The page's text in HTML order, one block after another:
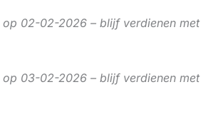
op 02-02-2026 – blijf verdienen met
op 03-02-2026 – blijf verdienen met